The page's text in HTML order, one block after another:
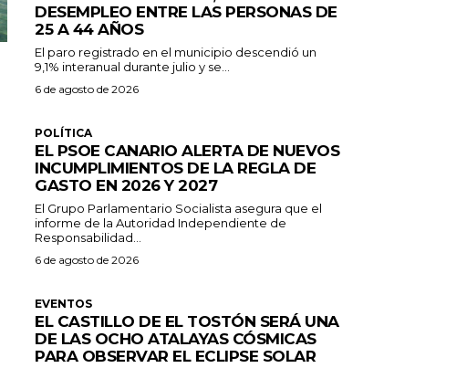
DESEMPLEO ENTRE LAS PERSONAS DE
25 A 44 AÑOS
El paro registrado en el municipio descendió un
9,1% interanual durante julio y se...
6 de agosto de 2026
POLÍTICA
EL PSOE CANARIO ALERTA DE NUEVOS
INCUMPLIMIENTOS DE LA REGLA DE
GASTO EN 2026 Y 2027
El Grupo Parlamentario Socialista asegura que el
informe de la Autoridad Independiente de
Responsabilidad...
6 de agosto de 2026
EVENTOS
EL CASTILLO DE EL TOSTÓN SERÁ UNA
DE LAS OCHO ATALAYAS CÓSMICAS
PARA OBSERVAR EL ECLIPSE SOLAR